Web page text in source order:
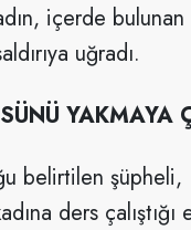
içerde bulunan
uğradı.
YAKMAYA
belirtilen şüpheli,
ders çalıştığı